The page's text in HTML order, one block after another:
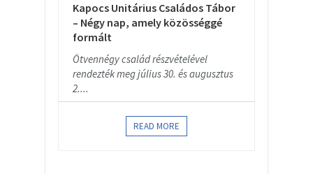
Kapocs Unitárius Családos Tábor
– Négy nap, amely közösséggé
formált
Ötvennégy család részvételével
rendezték meg július 30. és augusztus
2....
READ MORE